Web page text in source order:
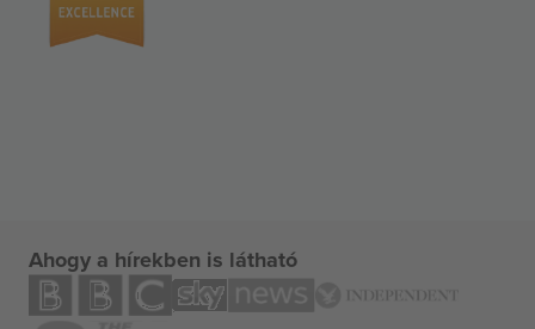
Ahogy a hírekben is látható